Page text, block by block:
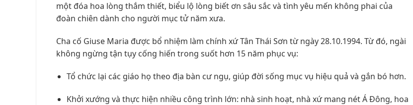
một đóa hoa lòng thắm thiết, biểu lộ lòng biết ơn sâu sắc và tình yêu mến không phai của
đoàn chiên dành cho người mục tử năm xưa.
Cha cố Giuse Maria được bổ nhiệm làm chính xứ Tân Thái Sơn từ ngày 28.10.1994. Từ đó, ngài
không ngừng tận tụy cống hiến trong suốt hơn 15 năm phục vụ:
Tổ chức lại các giáo họ theo địa bàn cư ngụ, giúp đời sống mục vụ hiệu quả và gắn bó hơn.
Khởi xướng và thực hiện nhiều công trình lớn: nhà sinh hoạt, nhà xứ mang nét Á Đông, hoa